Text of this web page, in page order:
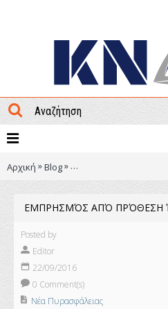
Αρχική »Blog» Εμπρησμός από
Posted by
Editor
22/09/2016
0 Comment(s)
Νέα Πυρασφάλειας